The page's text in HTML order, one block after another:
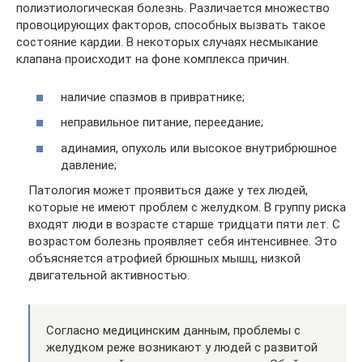
полиэтиологическая болезнь. Различается множество
провоцирующих факторов, способных вызвать такое
состояние кардии. В некоторых случаях несмыкание
клапана происходит на фоне комплекса причин.
наличие спазмов в привратнике;
неправильное питание, переедание;
адинамия, опухоль или высокое внутрибрюшное
давление;
Патология может проявиться даже у тех людей,
которые не имеют проблем с желудком. В группу риска
входят люди в возрасте старше тридцати пяти лет. С
возрастом болезнь проявляет себя интенсивнее. Это
объясняется атрофией брюшных мышц, низкой
двигательной активностью.
Согласно медицинским данным, проблемы с
желудком реже возникают у людей с развитой